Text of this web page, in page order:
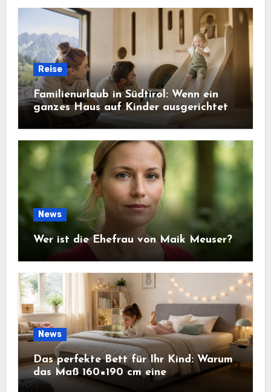
Reise
Familienurlaub in Südtirol: Wenn ein
ganzes Haus auf Kinder ausgerichtet
News
Wer ist die Ehefrau von Maik Meuser?
News
Das perfekte Bett für Ihr Kind: Warum
das Maß 160×190 cm eine
ausgezeichnete Wahl ist